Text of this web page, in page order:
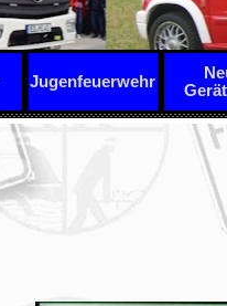
▼
Jugenfeuerwehr